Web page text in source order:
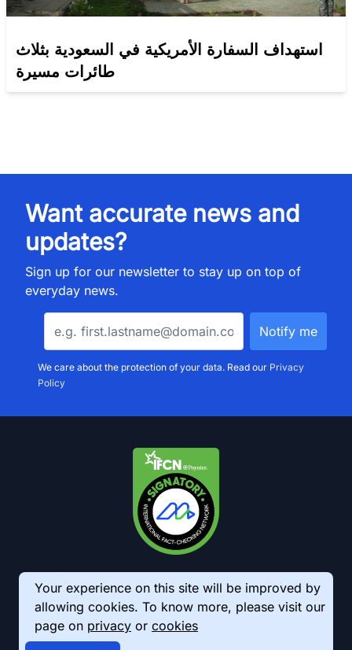
استهداف السفارة الأمريكية في السعودية بثلاث
طائرات مسيرة
Want accurate news and
updates?
Sign up for our newsletter to stay up on top of
everyday news.
We care about the protection of your data. Read our Privacy
Policy
Your experience on this site will be improved by
allowing cookies. To know more, please visit our
page on privacy or cookies
© 2026 AkhbarMeter. All Rights Reserved